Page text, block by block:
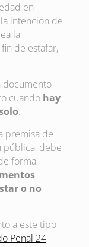
en
intención de
la
de estafar,
documento
cuandohay
.
premisa de
pública, debe
forma
o no
a este tipo
Penal 24